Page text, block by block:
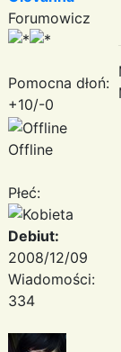
Forumowicz
Pomocna dłoń:
+10/-0
Offline
Płeć:
Debiut:
2008/12/09
Wiadomości:
334